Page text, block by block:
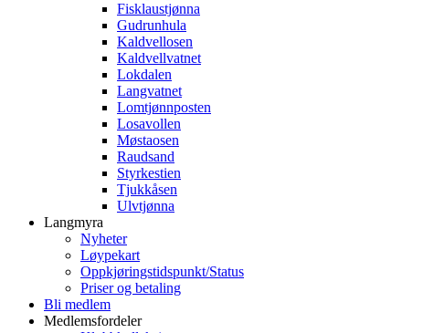
Fisklaustjønna
Gudrunhula
Kaldvellosen
Kaldvellvatnet
Lokdalen
Langvatnet
Lomtjønnposten
Losavollen
Møstaosen
Raudsand
Styrkestien
Tjukkåsen
Ulvtjønna
Langmyra
Nyheter
Løypekart
Oppkjøringstidspunkt/Status
Priser og betaling
Bli medlem
Medlemsfordeler